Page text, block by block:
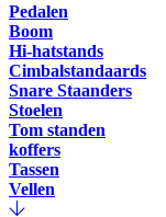
Pedalen
Boom
Hi-hatstands
Cimbalstandaards
Snare Staanders
Stoelen
Tom standen
koffers
Tassen
Vellen